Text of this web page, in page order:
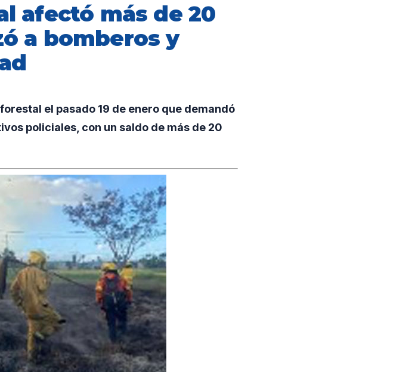
afectó más de 20
a bomberos y
el pasado 19 de enero que demandó
policiales, con un saldo de más de 20